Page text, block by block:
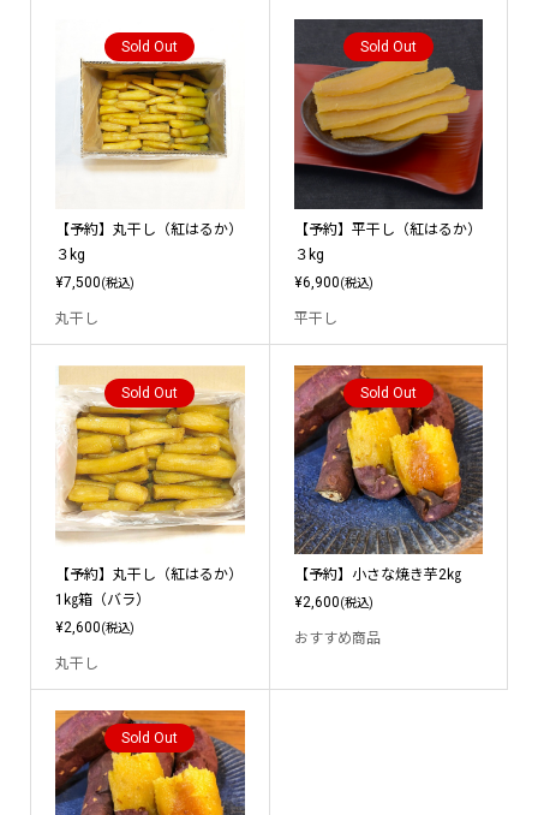
Sold Out
【予約】丸干し（紅はるか）
３kg
¥7,500(税込)
丸干し
Sold Out
【予約】平干し（紅はるか）
３kg
¥6,900(税込)
平干し
Sold Out
【予約】丸干し（紅はるか）
1㎏箱（バラ）
¥2,600(税込)
丸干し
Sold Out
【予約】小さな焼き芋2㎏
¥2,600(税込)
おすすめ商品
Sold Out